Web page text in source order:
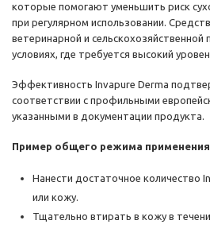
которые помогают уменьшить риск
при регулярном использовании.
ветеринарной и сельскохозяйственной
условиях, где требуется высокий
Эффективность Invapure Derma
соответствии с профильными
указанными в документации продукта.
Пример общего режима
Нанести достаточное количество
или кожу.
Тщательно втирать в кожу в